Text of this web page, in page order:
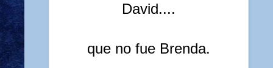
David....
que no fue Brenda.